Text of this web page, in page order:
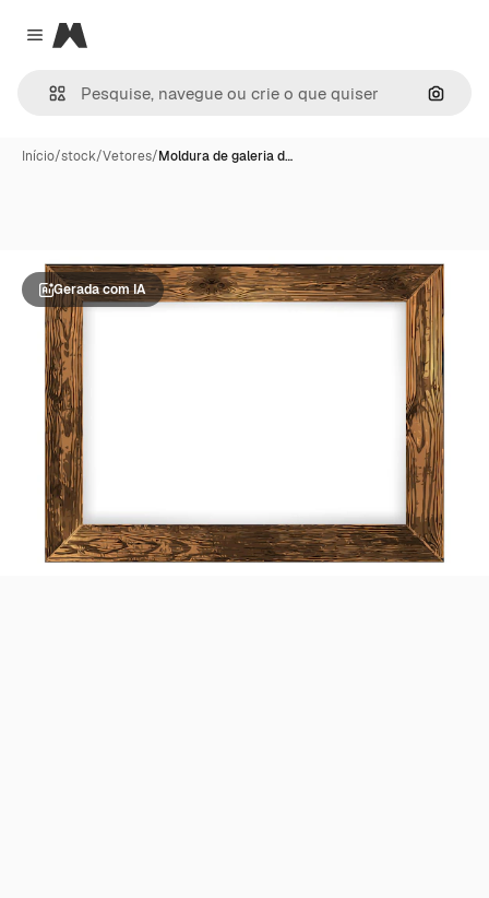
Close menu
Magnific
Início/stock/Vetores/Moldura de galeria d…
Gerada com IA